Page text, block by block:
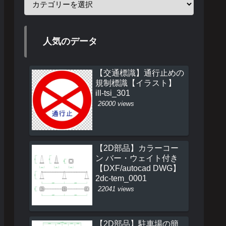
人気のデータ
【交通標識】通行止めの
規制標識【イラスト】
ill-tsi_301
26000 views
【2D部品】カラーコー
ン バー・ウェイト付き
【DXF/autocad DWG】
2dc-tem_0001
22041 views
【2D部品】駐車場の簡